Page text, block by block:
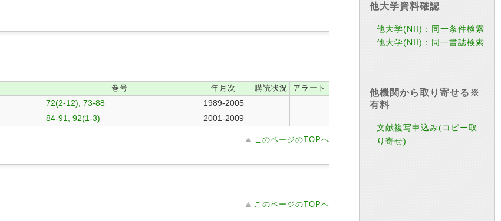
巻号 年月次 購読状況 アラート
72(2-12), 73-88
1989-2005
84-91, 92(1-3) 2001-2009
このページのTOPへ
このページのTOPへ
他大学資料確認
他大学(NII)：同一条件検索
他大学(NII)：同一書誌検索
他機関から取り寄せる※
有料
文献複写申込み(コピー取
り寄せ)